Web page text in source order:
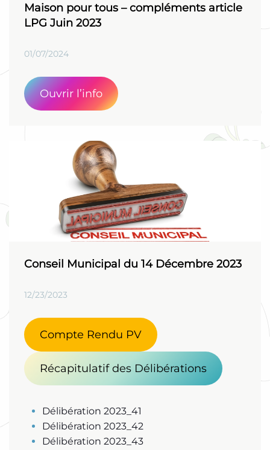
Maison pour tous – compléments article
LPG Juin 2023
01/07/2024
Ouvrir l’info
Conseil Municipal du 14 Décembre 2023
12/23/2023
Compte Rendu PV
Récapitulatif des Délibérations
Délibération 2023_41
Délibération 2023_42
Délibération 2023_43